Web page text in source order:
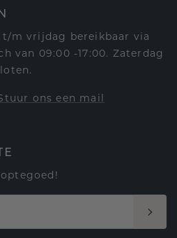
t/m vrijdag bereikbaar via
van 09:00 -17:00. Zaterdag
ons een mail